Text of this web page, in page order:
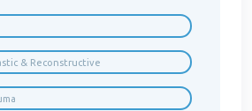
& Reconstructive